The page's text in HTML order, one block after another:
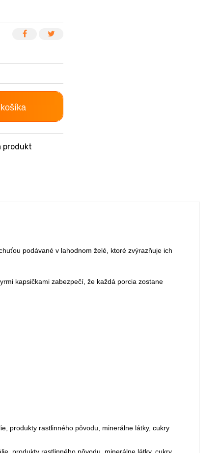
produkt
podávané v lahodnom želé, ktoré zvýrazňuje ich
kapsičkami zabezpečí, že každá porcia zostane
produkty rastlinného pôvodu, minerálne látky, cukry